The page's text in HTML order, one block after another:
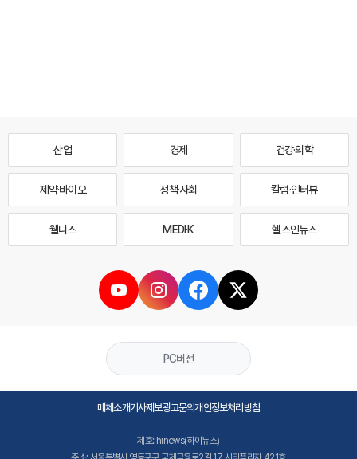
산업 경제 건강·의학
제약·바이오 정책·사회 칼럼·인터뷰
웰니스 MEDI·K 헬스인뉴스
PC버전
매체소개기사제보광고문의개인정보처리방침
제호: hinews(하이뉴스)